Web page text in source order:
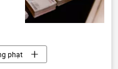
phạt